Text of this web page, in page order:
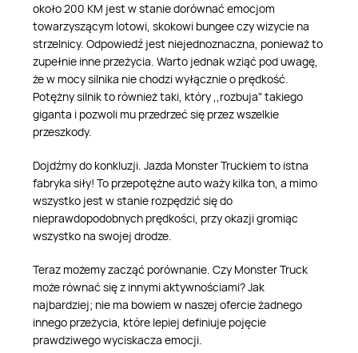
około 200 KM jest w stanie dorównać emocjom
towarzyszącym lotowi, skokowi bungee czy wizycie na
strzelnicy. Odpowiedź jest niejednoznaczna, ponieważ to
zupełnie inne przeżycia. Warto jednak wziąć pod uwagę,
że w mocy silnika nie chodzi wyłącznie o prędkość.
Potężny silnik to również taki, który ,,rozbuja" takiego
giganta i pozwoli mu przedrzeć się przez wszelkie
przeszkody.
Dojdźmy do konkluzji. Jazda Monster Truckiem to istna
fabryka siły! To przepotężne auto waży kilka ton, a mimo
wszystko jest w stanie rozpędzić się do
nieprawdopodobnych prędkości, przy okazji gromiąc
wszystko na swojej drodze.
Teraz możemy zacząć porównanie. Czy Monster Truck
może równać się z innymi aktywnościami? Jak
najbardziej; nie ma bowiem w naszej ofercie żadnego
innego przeżycia, które lepiej definiuje pojęcie
prawdziwego wyciskacza emocji.